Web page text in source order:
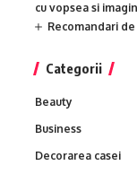
cu vopsea si
Recomandari
Categorii
Beauty
Business
Decorarea casei